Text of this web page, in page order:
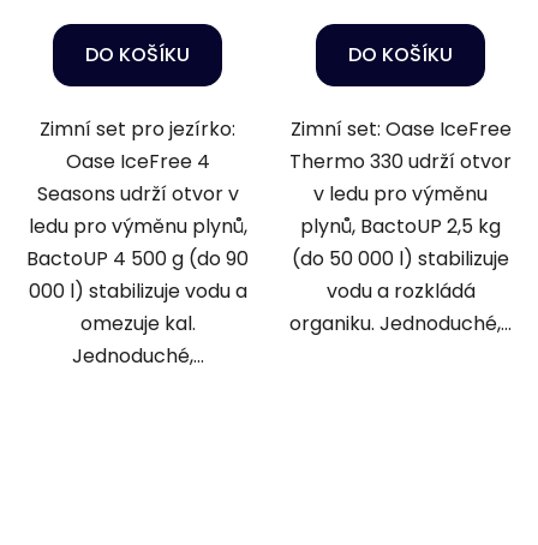
DO KOŠÍKU
Zimní set pro jezírko:
Oase IceFree 4
Seasons udrží otvor v
ledu pro výměnu plynů,
BactoUP 4 500 g (do 90
000 l) stabilizuje vodu a
omezuje kal.
Jednoduché,...
DO KOŠÍKU
Zimní set: Oase IceFree
Thermo 330 udrží otvor
v ledu pro výměnu
plynů, BactoUP 2,5 kg
(do 50 000 l) stabilizuje
vodu a rozkládá
organiku. Jednoduché,...